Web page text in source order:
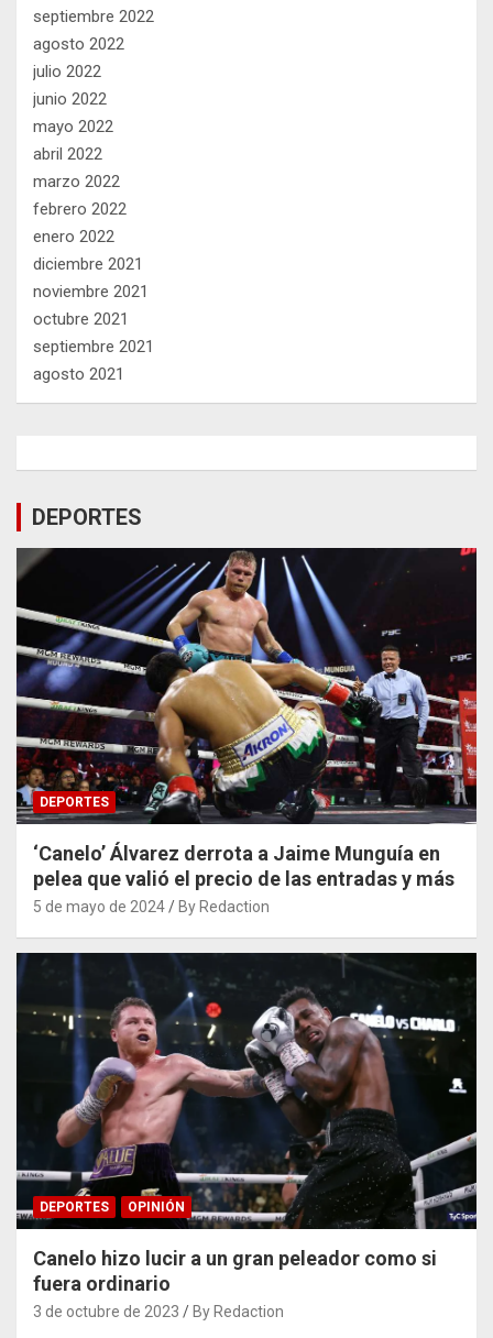
septiembre 2022
agosto 2022
julio 2022
junio 2022
mayo 2022
abril 2022
marzo 2022
febrero 2022
enero 2022
diciembre 2021
noviembre 2021
octubre 2021
septiembre 2021
agosto 2021
DEPORTES
DEPORTES
‘Canelo’ Álvarez derrota a Jaime Munguía en
pelea que valió el precio de las entradas y más
5 de mayo de 2024 By Redaction
DEPORTES OPINIÓN
Canelo hizo lucir a un gran peleador como si
fuera ordinario
3 de octubre de 2023 By Redaction